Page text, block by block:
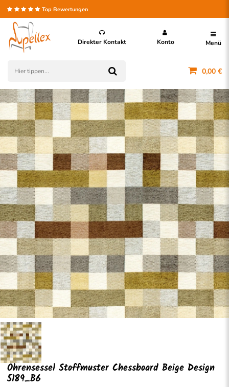
Menü
Top Bewertungen
Direkter Kontakt Konto
0,00 €
Ohrensessel Stoffmuster Chessboard Beige Design
5189_B6